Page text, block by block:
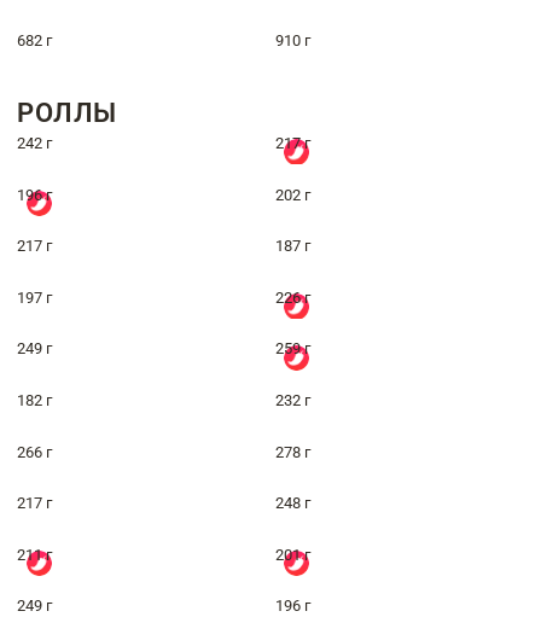
682 г 910 г
РОЛЛЫ
242 г 217 г
196 г 202 г
217 г 187 г
197 г 226 г
249 г 259 г
182 г 232 г
266 г 278 г
217 г 248 г
211 г 201 г
249 г 196 г